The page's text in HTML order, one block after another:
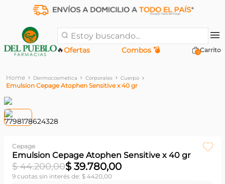
Estoy buscando...
Ofertas
🔥 Combos 💣 0
Dermocosmetica Corporales Cuerpo
Emulsion Cepage Atophen Sensitive x 40 gr
Cepage
Emulsion Cepage Atophen Sensitive x 40 gr
$ 44.200,00$ 39.780,00
9 cuotas sin interés de: $ 4420,00